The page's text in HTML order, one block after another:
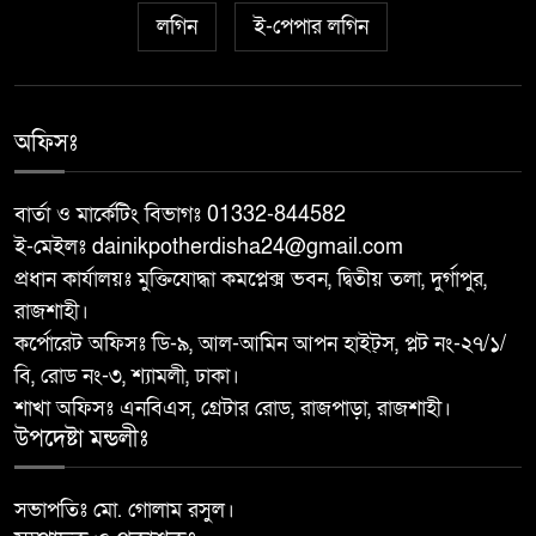
চারঘাটে পাঁচ মাদক মামলার আসামি
গ্রেপ্তার, মাদকের বিরুদ্ধে জিরো
(বিএমডিএ)-এর পরিচালনা বোর্ডের
৮
দুর্গাপুরে ঝালুকা ইউনিয়ন পরিদর্শন
করলেন ইউএনও উম্মে হাবিবা
৯
বাঘায় পুলিশ পরিচয়ে চাঁদাবাজির
অভিযোগে ২ ভুয়া পুলিশকে
১০
লগিন ই-পেপার লগিন
অফিসঃ
বার্তা ও মার্কেটিং বিভাগঃ 01332-844582
ই-মেইলঃ dainikpotherdisha24@gmail.com
প্রধান কার্যালয়ঃ মুক্তিযোদ্ধা কমপ্লেক্স ভবন, দ্বিতীয় তলা, দুর্গাপুর,
রাজশাহী।
কর্পোরেট অফিসঃ ডি-৯, আল-আমিন আপন হাইট্স, প্লট নং-২৭/১/
বি, রোড নং-৩, শ্যামলী, ঢাকা।
শাখা অফিসঃ এনবিএস, গ্রেটার রোড, রাজপাড়া, রাজশাহী।
উপদেষ্টা মন্ডলীঃ
সভাপতিঃ মো. গোলাম রসুল।